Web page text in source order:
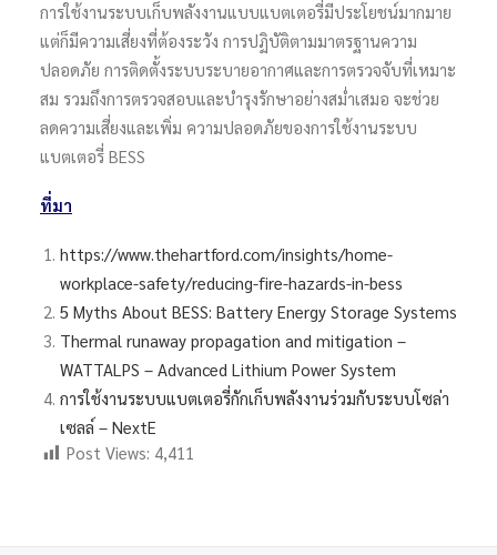
การใช้งานระบบเก็บพลังงานแบบแบตเตอรี่มีประโยชน์มากมาย
แต่ก็มีความเสี่ยงที่ต้องระวัง การปฏิบัติตามมาตรฐานความ
ปลอดภัย การติดตั้งระบบระบายอากาศและการตรวจจับที่เหมาะ
สม รวมถึงการตรวจสอบและบำรุงรักษาอย่างสม่ำเสมอ จะช่วย
ลดความเสี่ยงและเพิ่ม ความปลอดภัยของการใช้งานระบบ
แบตเตอรี่ BESS
ที่มา
https://www.thehartford.com/insights/home-
workplace-safety/reducing-fire-hazards-in-bess
5 Myths About BESS: Battery Energy Storage Systems
Thermal runaway propagation and mitigation –
WATTALPS – Advanced Lithium Power System
การใช้งานระบบแบตเตอรี่กักเก็บพลังงานร่วมกับระบบโซล่า
เซลล์ – NextE
Post Views: 4,411